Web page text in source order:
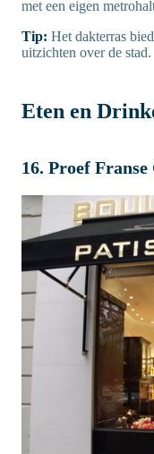
met een eigen
Tip: Het dakterras
uitzichten over de stad.
Eten en
16. Proef